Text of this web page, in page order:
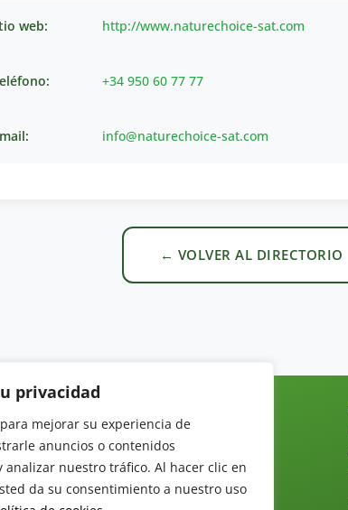
privacidad
mejorar su experiencia de
anuncios o contenidos
analizar nuestro tráfico. Al hacer clic en
da su consentimiento a nuestro uso
web: http://www.naturechoice-sat.com
+34 950 60 77 77
info@naturechoice-sat.com
← VOLVER AL DIRECTORIO
Hortofrutícola
Cárdenas nº 10.
ESPAÑA